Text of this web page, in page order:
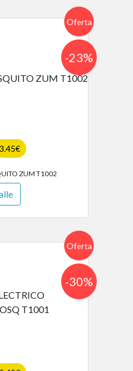
Oferta
3.45€
-23%
ZUM T1002
Oferta
-30%